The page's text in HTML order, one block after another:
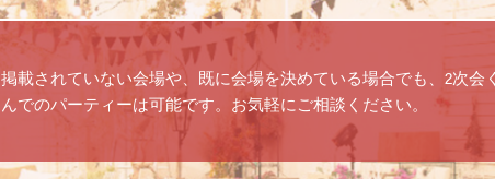
掲載されていない会場や、既に会場を決めている場合でも、2次会
んでのパーティーは可能です。お気軽にご相談ください。